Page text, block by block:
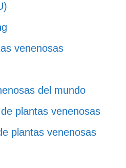
venenosas
del mundo
plantas venenosas
plantas venenosas